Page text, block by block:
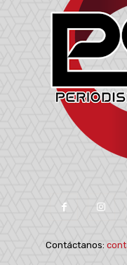
Contáctanos: